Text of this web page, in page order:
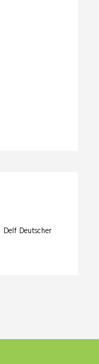
Delf Deutscher